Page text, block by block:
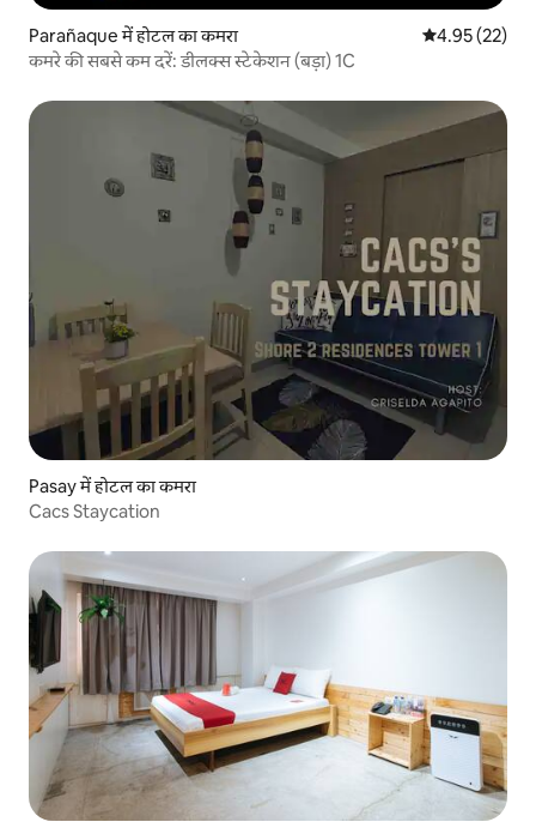
Parañaque में होटल का कमरा औसत रेटिंग 5 में
4.95 (22)
कमरे की सबसे कम दरें: डीलक्स स्टेकेशन (बड़ा) 1C
Pasay में होटल का कमरा
Cacs Staycation